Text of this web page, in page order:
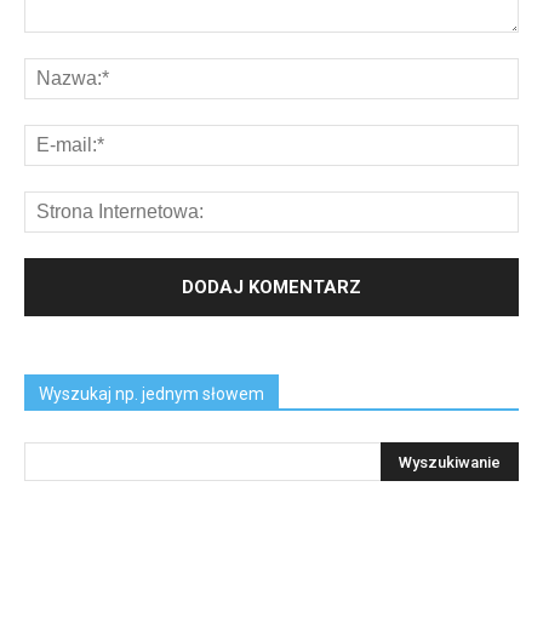
Wyszukaj np. jednym słowem